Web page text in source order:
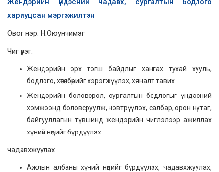
Жендэрийн үндэсний чадавх, сургалтын бодлого
хариуцсан мэргэжилтэн
Овог нэр: Н.Оюунчимэг
Чиг үүрэг:
Жендэрийн эрх тэгш байдлыг хангах тухай хууль,
бодлого, хөтөлбөрийг хэрэгжүүлэх, хяналт тавих
Жендэрийн боловсрол, сургалтын бодлогыг үндэсний
хэмжээнд боловсруулж, нэвтрүүлэх, салбар, орон нутаг,
байгууллагын түвшинд жендэрийн чиглэлээр ажиллах
хүний нөөцийг бүрдүүлэх
чадавхжуулах
Ажлын албаны хүний нөөцийг бүрдүүлэх, чадавхжуулах,